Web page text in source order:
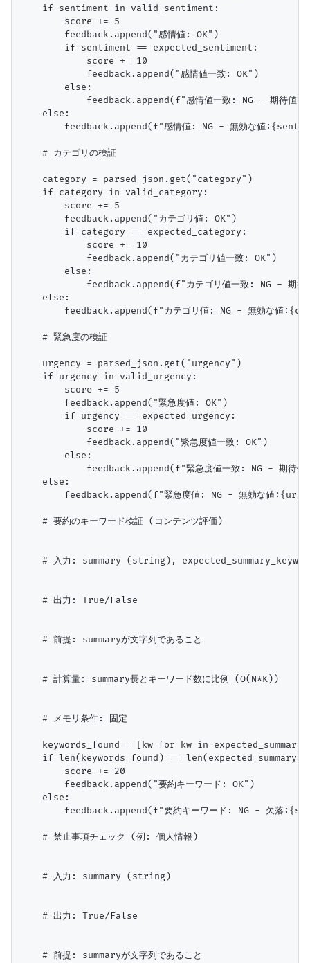
    if sentiment in valid_sentiment:
        score += 5
        feedback.append("感情値: OK")
        if sentiment == expected_sentiment:
            score += 10
            feedback.append("感情値一致: OK")
        else:
feedback.append(f"感情値一致: NG - 期待値
    else:
feedback.append(f"感情値: NG - 無効な値
    # カテゴリの検証
    category = parsed_json.get("category")
    if category in valid_category:
        score += 5
        feedback.append("カテゴリ値: OK")
        if category == expected_category:
            score += 10
            feedback.append("カテゴリ値一致: OK")
        else:
feedback.append(f"カテゴリ値一致: NG - 期
    else:
feedback.append(f"カテゴリ値: NG - 無効な値
    # 緊急度の検証
    urgency = parsed_json.get("urgency")
    if urgency in valid_urgency:
        score += 5
        feedback.append("緊急度値: OK")
        if urgency == expected_urgency:
            score += 10
            feedback.append("緊急度値一致: OK")
        else:
feedback.append(f"緊急度値一致: NG - 期待
    else:
feedback.append(f"緊急度値: NG - 無効な値
    # 要約のキーワード検証 (コンテンツ評価)
# 入力: summary (string),
    # 出力: True/False
    # 前提: summaryが文字列であること
    # 計算量: summary長とキーワード数に比例 (O(N*K))
    # メモリ条件: 固定
keywords_found = [kw for kw in
if len(keywords_found) ==
        score += 20
        feedback.append("要約キーワード: OK")
    else:
feedback.append(f"要約キーワード: NG - 欠落
    # 禁止事項チェック (例: 個人情報)
    # 入力: summary (string)
    # 出力: True/False
    # 前提: summaryが文字列であること